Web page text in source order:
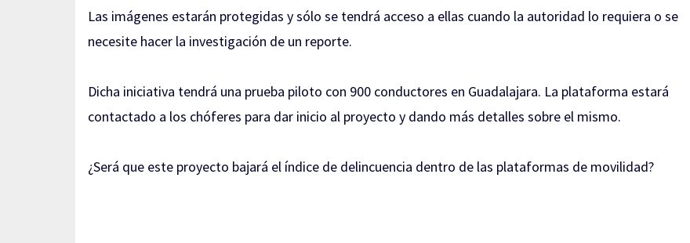
Las imágenes estarán protegidas y sólo se tendrá acceso a ellas cuando la autoridad lo requiera o se
necesite hacer la investigación de un reporte.
Dicha iniciativa tendrá una prueba piloto con 900 conductores en Guadalajara. La plataforma estará
contactado a los chóferes para dar inicio al proyecto y dando más detalles sobre el mismo.
¿Será que este proyecto bajará el índice de delincuencia dentro de las plataformas de movilidad?